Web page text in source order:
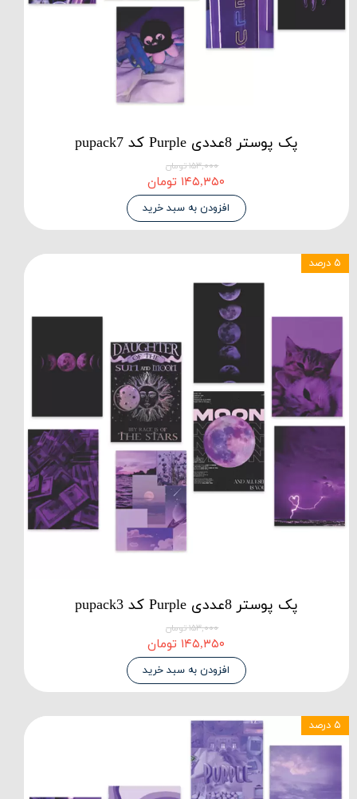
پک پوستر 8عددی Purple کد pupack7
۱۵۳,۰۰۰ تومان
۱۴۵,۳۵۰ تومان
افزودن به سبد خرید
پک پوستر 8عددی Purple کد pupack3
۱۵۳,۰۰۰ تومان
۱۴۵,۳۵۰ تومان
افزودن به سبد خرید
۵ درصد
۵ درصد